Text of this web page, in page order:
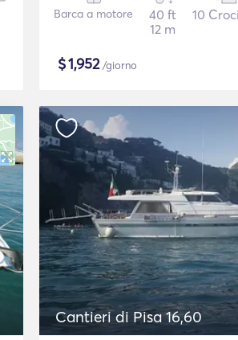
Barca a motore
40 ft
12 m
10
$1,952/giorno
Cantieri di Pisa 16,60